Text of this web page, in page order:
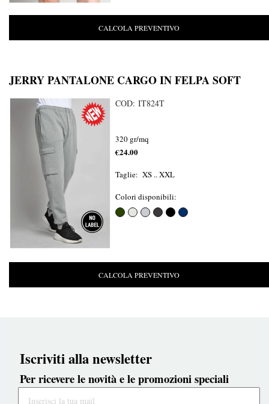
CALCOLA PREVENTIVO
JERRY PANTALONE CARGO IN FELPA SOFT
COD: IT824T
320 gr/mq
€24.00
Taglie: XS .. XXL
Colori disponibili:
CALCOLA PREVENTIVO
Iscriviti alla newsletter
Per ricevere le novità e le promozioni speciali